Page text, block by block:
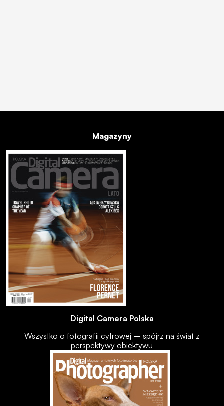
Magazyny
Digital Camera Polska
Wszystko o fotografii cyfrowej – spójrz na świat z
perspektywy obiektywu